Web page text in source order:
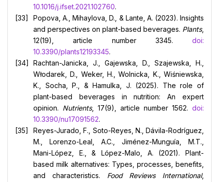
10.1016/j.ifset.2021.102760.
Popova, A., Mihaylova, D., & Lante, A. (2023). Insights
and perspectives on plant-based beverages. Plants,
12(19), article number 3345. doi:
10.3390/plants12193345.
Rachtan-Janicka, J., Gajewska, D., Szajewska, H.,
Włodarek, D., Weker, H., Wolnicka, K., Wiśniewska,
K., Socha, P., & Hamulka, J. (2025). The role of
plant-based beverages in nutrition: An expert
opinion. Nutrients, 17(9), article number 1562. doi:
10.3390/nu17091562.
Reyes-Jurado, F., Soto-Reyes, N., Dávila-Rodríguez,
M., Lorenzo-Leal, A.C., Jiménez-Munguía, M.T.,
Mani-López, E., & López-Malo, A. (2021). Plant-
based milk alternatives: Types, processes, benefits,
and characteristics. Food Reviews International,